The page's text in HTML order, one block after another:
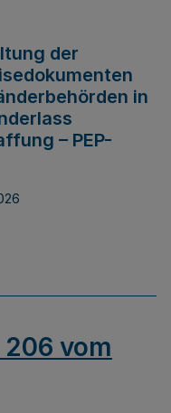
der
in
– PEP-
206 vom